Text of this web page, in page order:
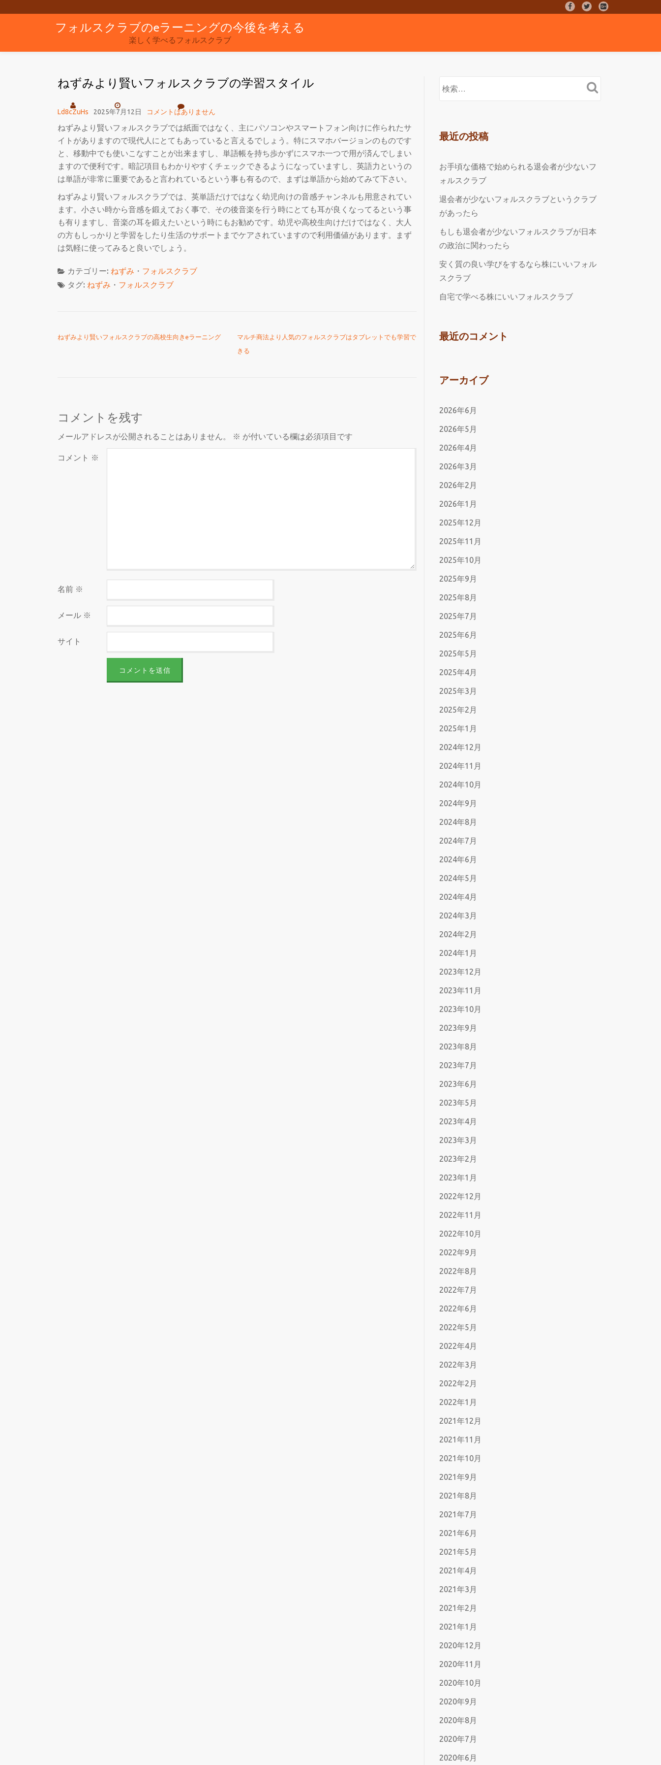
テ
fa-
fa-
fa-
フォルスクラブのeラーニングの今後を考える
楽しく学べるフォルスクラブ
ねずみより賢いフォルスクラブの学習スタイル
Ld8cZuHs 2025年7月12日 コメントはありません
ねずみより賢いフォルスクラブでは紙面ではなく、主にパソコンやスマートフォン向けに作られたサ
イトがありますので現代人にとてもあっていると言えるでしょう。特にスマホバージョンのものです
と、移動中でも使いこなすことが出来ますし、単語帳を持ち歩かずにスマホ一つで用が済んでしまい
ますので便利です。暗記項目もわかりやすくチェックできるようになっていますし、英語力というの
は単語が非常に重要であると言われているという事も有るので、まずは単語から始めてみて下さい。
ねずみより賢いフォルスクラブでは、英単語だけではなく幼児向けの音感チャンネルも用意されてい
ます。小さい時から音感を鍛えておく事で、その後音楽を行う時にとても耳が良くなってるという事
も有りますし、音楽の耳を鍛えたいという時にもお勧めです。幼児や高校生向けだけではなく、大人
の方もしっかりと学習をしたり生活のサポートまでケアされていますので利用価値があります。まず
は気軽に使ってみると良いでしょう。
カテゴリー: ねずみ ・ フォルスクラブ
タグ: ねずみ ・ フォルスクラブ
ねずみより賢いフォルスクラブの高校生向きeラーニング
マルチ商法より人気のフォルスクラブはタブレットでも学習で
きる
コメントを残す
メールアドレスが公開されることはありません。 ※ が付いている欄は必須項目です
コメント ※
名前 ※
メール ※
サイト
最近の投稿
お手頃な価格で始められる退会者が少ないフ
ォルスクラブ
退会者が少ないフォルスクラブというクラブ
があったら
もしも退会者が少ないフォルスクラブが日本
の政治に関わったら
安く質の良い学びをするなら株にいいフォル
スクラブ
自宅で学べる株にいいフォルスクラブ
最近のコメント
アーカイブ
2026年6月
2026年5月
2026年4月
2026年3月
2026年2月
2026年1月
2025年12月
2025年11月
2025年10月
2025年9月
2025年8月
2025年7月
2025年6月
2025年5月
2025年4月
2025年3月
2025年2月
2025年1月
2024年12月
2024年11月
2024年10月
2024年9月
2024年8月
2024年7月
2024年6月
2024年5月
2024年4月
2024年3月
2024年2月
2024年1月
2023年12月
2023年11月
2023年10月
2023年9月
2023年8月
2023年7月
2023年6月
2023年5月
2023年4月
2023年3月
2023年2月
2023年1月
2022年12月
2022年11月
2022年10月
2022年9月
2022年8月
2022年7月
2022年6月
2022年5月
2022年4月
2022年3月
2022年2月
2022年1月
2021年12月
2021年11月
2021年10月
2021年9月
2021年8月
2021年7月
2021年6月
2021年5月
2021年4月
2021年3月
2021年2月
2021年1月
2020年12月
2020年11月
2020年10月
2020年9月
2020年8月
2020年7月
2020年6月